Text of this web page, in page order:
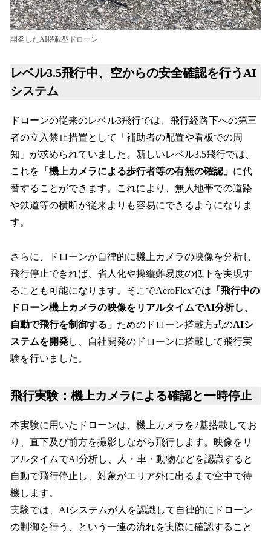
開発したAI搭載型ドローン
レベル3.5飛行中、空からの安全確認を行うAI
システム
ドローンの従来のレベル3飛行では、飛行経路下への第三
者の立入禁止措置として「補助者の配置や看板での周
知」が求められていました。新しいレベル3.5飛行では、
これを 「機上カメラによる歩行者等の有無の確認」 に代
替することができます。これにより、無人地帯での道路
や鉄道等の横断が従来よりも容易にできるようになりま
す。
さらに、ドローンが自律的に機上カメラの映像を分析し
飛行停止できれば、省人化や操縦難易度の低下を実現す
ることも可能になります。そこでAeroFlexでは 「飛行中の
ドローン機上カメラの映像をリアルタイムでAI分析し、
自動で飛行を制御する」 ためのドローン搭載方式のAIシ
ステムを開発し、自社開発のドローンに搭載して飛行実
験を行いました。
飛行実験：機上カメラによる確認と一時停止
本実験に用いたドローンは、機上カメラを2基搭載してお
り、直下及び前方を撮影しながら飛行します。映像をリ
アルタイムでAI分析し、人・車・動物などを認識すると
自動で飛行停止し、対象がエリア外に出るまで空中で待
機します。
実験では、AIシステムが人を認識して自律的にドローン
の制御を行う、という一連の流れを実際に確認すること